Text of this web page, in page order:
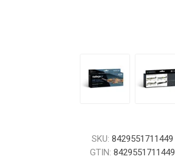
SKU: 8429551711449
GTIN: 8429551711449